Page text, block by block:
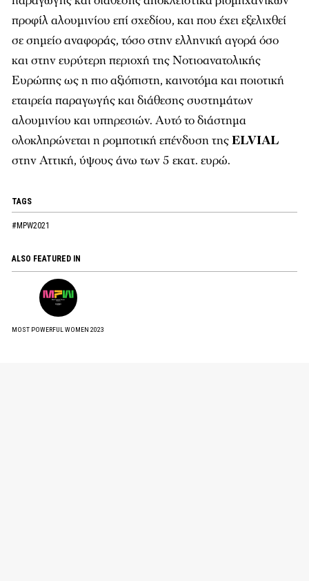
προφίλ αλουμινίου επί σχεδίου, και που έχει εξελιχθεί
σε σημείο αναφοράς, τόσο στην ελληνική αγορά όσο
και στην ευρύτερη περιοχή της Νοτιοανατολικής
Ευρώπης ως η πιο αξιόπιστη, καινοτόμα και ποιοτική
εταιρεία παραγωγής και διάθεσης συστημάτων
αλουμινίου και υπηρεσιών. Αυτό το διάστημα
ολοκληρώνεται η ρομποτική επένδυση τηςELVIAL
στην Αττική, ύψους άνω των 5 εκατ. ευρώ.
TAGS
#MPW2021
ALSO FEATURED IN
MOST POWERFUL WOMEN 2023